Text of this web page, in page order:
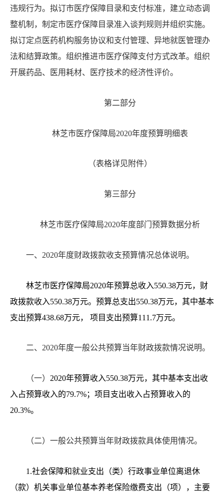
违规行为。拟订市医疗保障目录和支付标准，建立动态调
整机制，制定市医疗保障目录准入谈判规则并组织实施。
拟订定点医药机构服务协议和支付管理、异地就医管理办
法和结算政策。组织推进市医疗保障支付方式改革。组织
开展药品、医用耗材、医疗技术的经济性评价。
第二部分
林芝市医疗保障局2020年度预算明细表
（表格详见附件）
第三部分
林芝市医疗保障局2020年度部门预算数据分析
一、 2020年度财政拨款收支预算情况总体说明。
林芝市医疗保障局2020年预算总收入550.38万元，财
政拨款收入550.38万元。预算总支出550.38万元，其中基本
支出预算438.68万元， 项目支出预算111.7万元。
二、 2020年度一般公共预算当年财政拨款情况说明。
（一） 2020年预算收入550.38万元，其中基本支出收
入占预算收入的79.7%；项目支出收入占预算收入的
20.3%。
（二）一般公共预算当年财政拨款具体使用情况。
1.社会保障和就业支出（类）行政事业单位离退休
（款）机关事业单位基本养老保险缴费支出（项），主要